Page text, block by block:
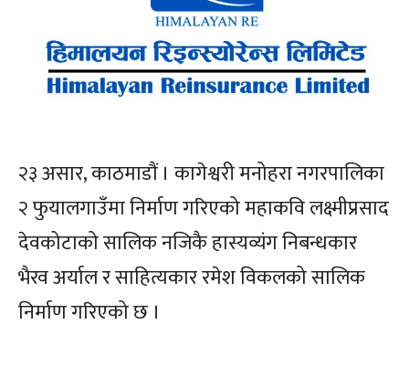
२३ असार, काठमाडौं । कागेश्वरी मनोहरा नगरपालिका
२ फुयालगाउँमा निर्माण गरिएको महाकवि लक्ष्मीप्रसाद
देवकोटाको सालिक नजिकै हास्यव्यंग निबन्धकार
भैरव अर्याल र साहित्यकार रमेश विकलको सालिक
निर्माण गरिएको छ ।